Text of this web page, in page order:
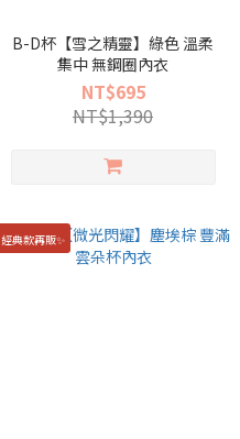
B-D杯【雪之精靈】綠色 溫柔
集中 無鋼圈內衣
NT$695
NT$1,390
經典款再販✨